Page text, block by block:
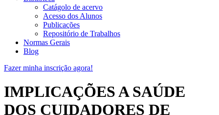
Catágolo de acervo
Acesso dos Alunos
Publicações
Repositório de Trabalhos
Normas Gerais
Blog
Fazer minha inscrição agora!
IMPLICAÇÕES A SAÚDE
DOS CUIDADORES DE